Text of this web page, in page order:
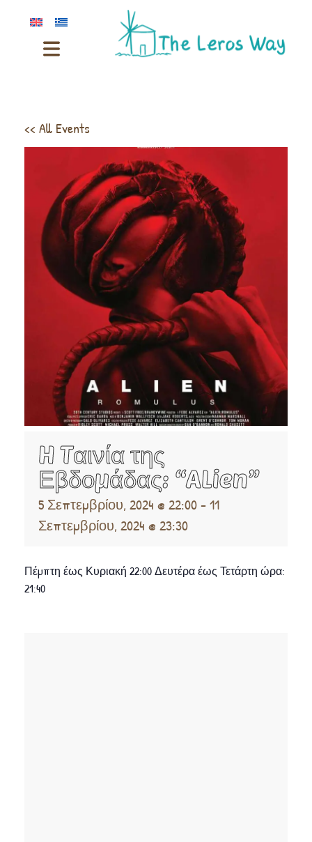
<< All Events
H Tαινία της
Εβδομάδας: “ALien”
5 Σεπτεμβρίου, 2024 @ 22:00-11
Σεπτεμβρίου, 2024 @ 23:30
Πέμπτη έως Κυριακή 22:00 Δευτέρα έως Τετάρτη ώρα:
21:40